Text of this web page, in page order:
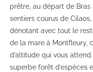
prêtre, au départ de Bras
sentiers courus de
dénotant avec tout le
de la mare à Montfleury,
d’altitude qui vous
superbe forêt d’espèces